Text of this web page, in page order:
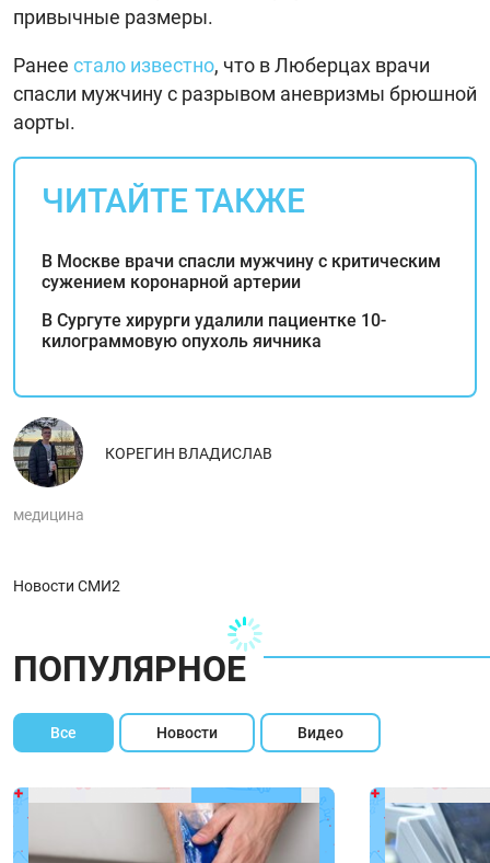
привычные размеры.
Ранее стало известно, что в Люберцах врачи
спасли мужчину с разрывом аневризмы брюшной
аорты.
ЧИТАЙТЕ ТАКЖЕ
В Москве врачи спасли мужчину с критическим
сужением коронарной артерии
В Сургуте хирурги удалили пациентке 10-
килограммовую опухоль яичника
КОРЕГИН ВЛАДИСЛАВ
медицина
Новости СМИ2
ПОПУЛЯРНОЕ
Все Новости Видео